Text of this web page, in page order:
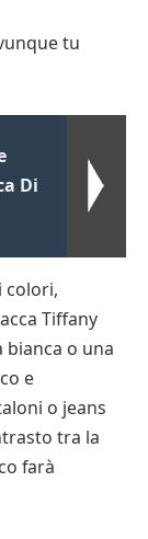
tu
Di
colori,
Tiffany
bianca o una
e
o jeans
tra la
farà